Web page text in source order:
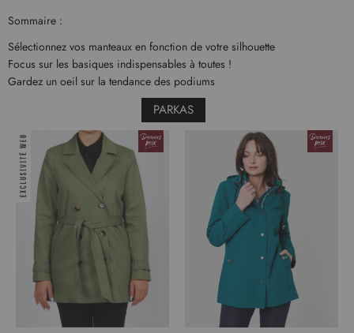
Sommaire :
Sélectionnez vos manteaux en fonction de votre silhouette
Focus sur les basiques indispensables à toutes !
Gardez un oeil sur la tendance des podiums
PARKAS